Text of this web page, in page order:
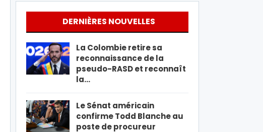
DERNIÈRES NOUVELLES
La Colombie retire sa
reconnaissance de la
pseudo-RASD et reconnaît
la…
Le Sénat américain
confirme Todd Blanche au
poste de procureur